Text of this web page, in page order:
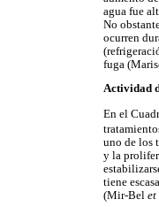
agua fue
No
ocurren
fuga
Actividad
En el
uno de los
y la
tiene
(Mir-Bel et